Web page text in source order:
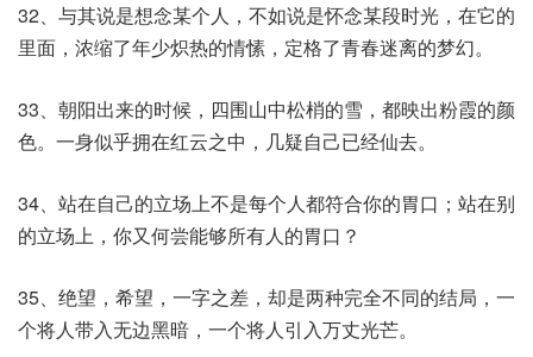
32、与其说是想念某个人，不如说是怀念某段时光，在它的
里面，浓缩了年少炽热的情愫，定格了青春迷离的梦幻。
33、朝阳出来的时候，四围山中松梢的雪，都映出粉霞的颜
色。一身似乎拥在红云之中，几疑自己已经仙去。
34、站在自己的立场上不是每个人都符合你的胃口；站在别
的立场上，你又何尝能够所有人的胃口？
35、绝望，希望，一字之差，却是两种完全不同的结局，一
个将人带入无边黑暗，一个将人引入万丈光芒。